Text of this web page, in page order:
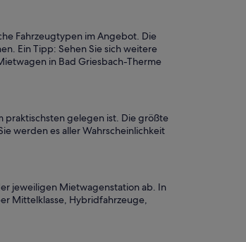
Fahrzeugtypen im Angebot. Die
Ein Tipp: Sehen Sie sich weitere
in Bad Griesbach-Therme
praktischsten gelegen ist. Die größte
werden es aller Wahrscheinlichkeit
jeweiligen Mietwagenstation ab. In
Mittelklasse, Hybridfahrzeuge,